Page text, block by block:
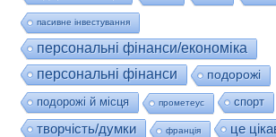
пасивне інвестування
персональні фінанси/економіка
персональні фінанси
подорожі
подорожі й місця
прометеус спорт
творчість/думки
франція це